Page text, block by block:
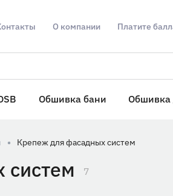
О компании Платите
Обшивка бани Обшивка
Крепеж для фасадных систем
7